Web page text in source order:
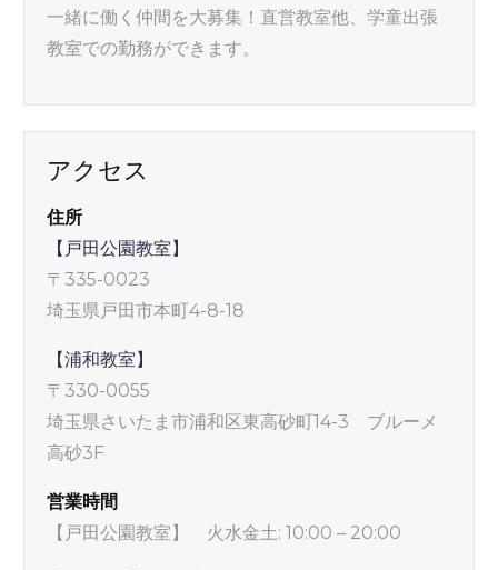
一緒に働く仲間を大募集！直営教室他、学童出張
教室での勤務ができます。
アクセス
住所
【戸田公園教室】
〒335-0023
埼玉県戸田市本町4-8-18
【浦和教室】
〒330-0055
埼玉県さいたま市浦和区東高砂町14-3 ブルーメ
高砂3F
営業時間
【戸田公園教室】 火水金土: 10:00 – 20:00